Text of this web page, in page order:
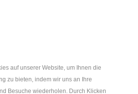
auf unserer Website, um Ihnen die
zu bieten, indem wir uns an Ihre
Besuche wiederholen. Durch Klicken